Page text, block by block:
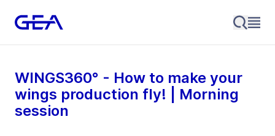
WINGS360° - How to make your
wings production fly! | Morning
session